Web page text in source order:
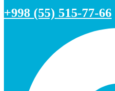
+998 (55) 515-77-66